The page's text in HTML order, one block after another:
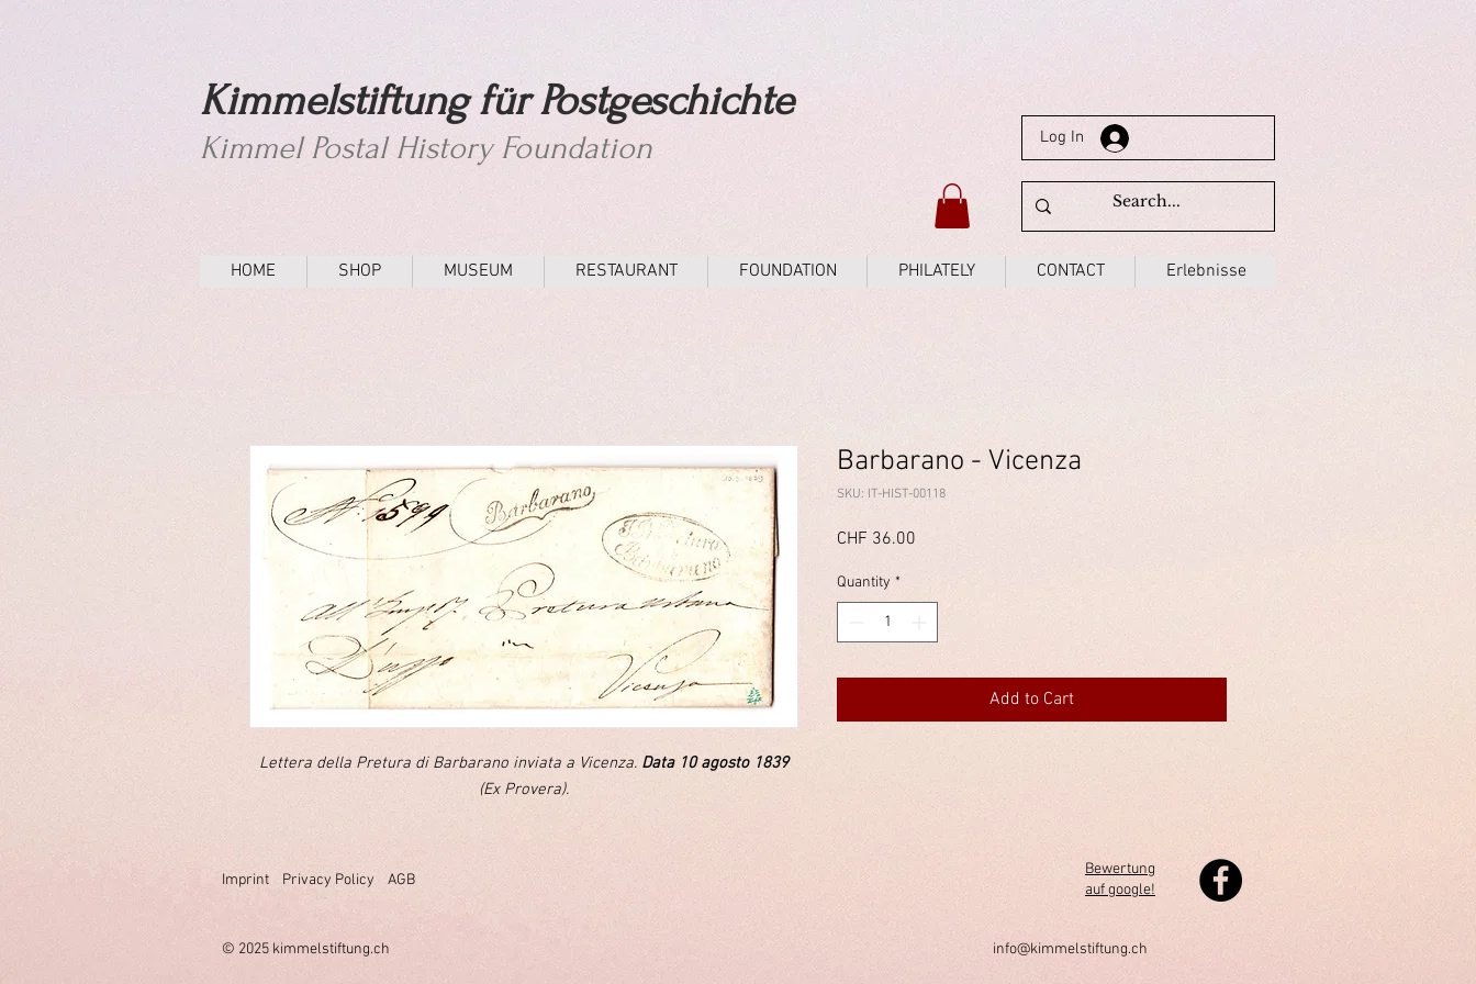
Kimmelstiftung für Postgeschichte
Kimmel Postal History Foundation Log In
HOME SHOP MUSEUM RESTAURANT FOUNDATION PHILATELY CONTACT Erlebnisse
Lettera della Pretura di Barbarano inviata a Vicenza. Data 10 agosto 1839
(Ex Provera).
Barbarano - Vicenza
SKU: IT-HIST-00118
CHF 36.00
Quantity *
Add to Cart
Imprint Privacy Policy AGB
Bewertung
auf google!
© 2025 kimmelstiftung.ch info@kimmelstiftung.ch